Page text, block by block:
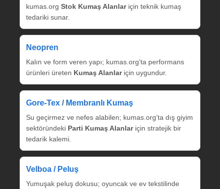
kumas.org Stok Kumaş Alanlariçin teknik kumaş
tedariki sunar.
Neopren
Kalın ve form veren yapı; kumas.org’ta performans
ürünleri üreten Kumaş Alanlariçin uygundur.
Gore‑Tex / Membranlı Kumaş
Su geçirmez ve nefes alabilen; kumas.org’ta dış giyim
sektöründeki Parti Kumaş Alanlariçin stratejik bir
tedarik kalemi.
Velboa / Peluş
Yumuşak peluş dokusu; oyuncak ve ev tekstilinde